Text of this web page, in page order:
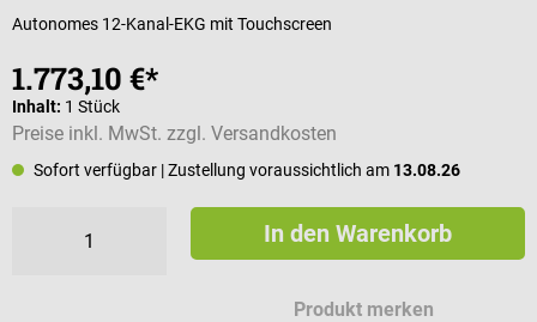
Autonomes 12-Kanal-EKG mit Touchscreen
1.773,10 €*
Inhalt: 1 Stück
Preise inkl. MwSt. zzgl. Versandkosten
Sofort verfügbar | Zustellung voraussichtlich am 13.08.26
In den Warenkorb
Produkt merken